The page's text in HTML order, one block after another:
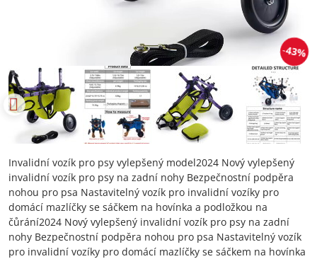
43%
Invalidní vozík pro psy vylepšený model2024 Nový vylepšený
invalidní vozík pro psy na zadní nohy Bezpečnostní podpěra
nohou pro psa Nastavitelný vozík pro invalidní vozíky pro
domácí mazlíčky se sáčkem na hovínka a podložkou na
čůrání2024 Nový vylepšený invalidní vozík pro psy na zadní
nohy Bezpečnostní podpěra nohou pro psa Nastavitelný vozík
pro invalidní vozíky pro domácí mazlíčky se sáčkem na hovínka